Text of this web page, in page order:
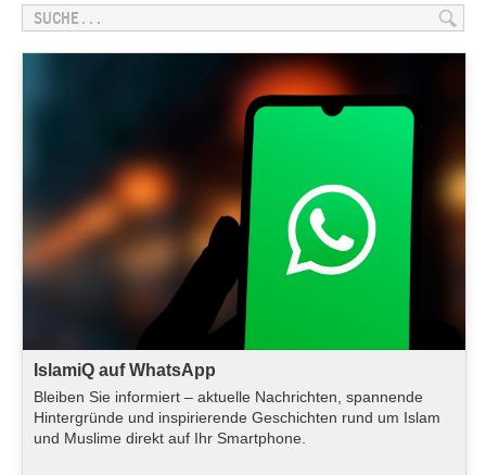
IslamiQ auf WhatsApp
Bleiben Sie informiert – aktuelle Nachrichten, spannende
Hintergründe und inspirierende Geschichten rund um Islam
und Muslime direkt auf Ihr Smartphone.